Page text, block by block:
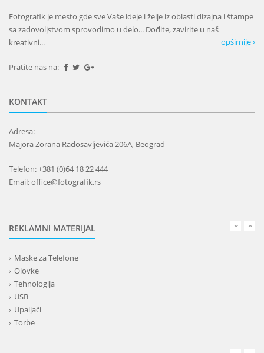
Fotografik je mesto gde sve Vaše ideje i želje iz oblasti dizajna i štampe
sa zadovoljstvom sprovodimo u delo... Dođite, zavirite u naš
kreativni...
opširnije
Pratite nas na:
KONTAKT
Adresa:
Majora Zorana Radosavljevića 206A, Beograd
Telefon: +381 (0)64 18 22 444
Email: office@fotografik.rs
REKLAMNI MATERIJAL
Maske za Telefone
Olovke
Tehnologija
USB
Upaljači
Torbe